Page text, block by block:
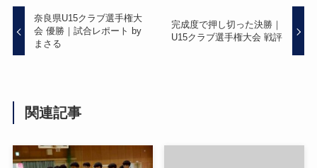
奈良県U15クラブ選手権大
会 優勝｜試合レポート by
まさる
完成度で押し切った決勝｜
U15クラブ選手権大会 戦評
関連記事